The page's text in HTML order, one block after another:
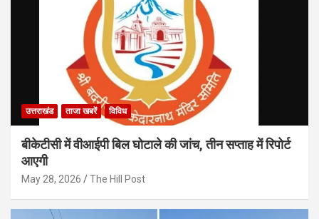
उत्तराखंड ताजा खबरें विविध
बीकेटीसी में वीआईपी बिल घोटाले की जांच, तीन सप्ताह में रिपोर्ट
आएगी
May 28, 2026 The Hill Post